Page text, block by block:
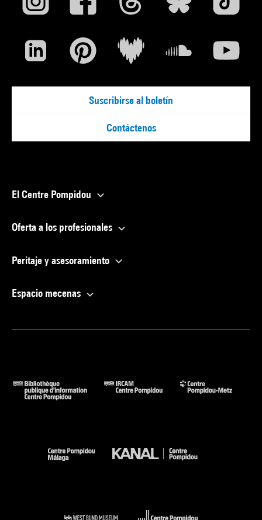
Suscribirse al boletín
Contáctenos
El Centre Pompidou
Oferta a los profesionales
Peritaje y asesoramiento
Espacio mecenas